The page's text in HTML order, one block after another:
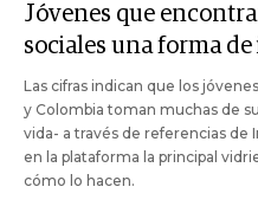
Jóvenes que
sociales una forma
Las cifras indican que los
y Colombia toman muchas de
vida- a través de referencias de
en la plataforma la principal
cómo lo hacen.